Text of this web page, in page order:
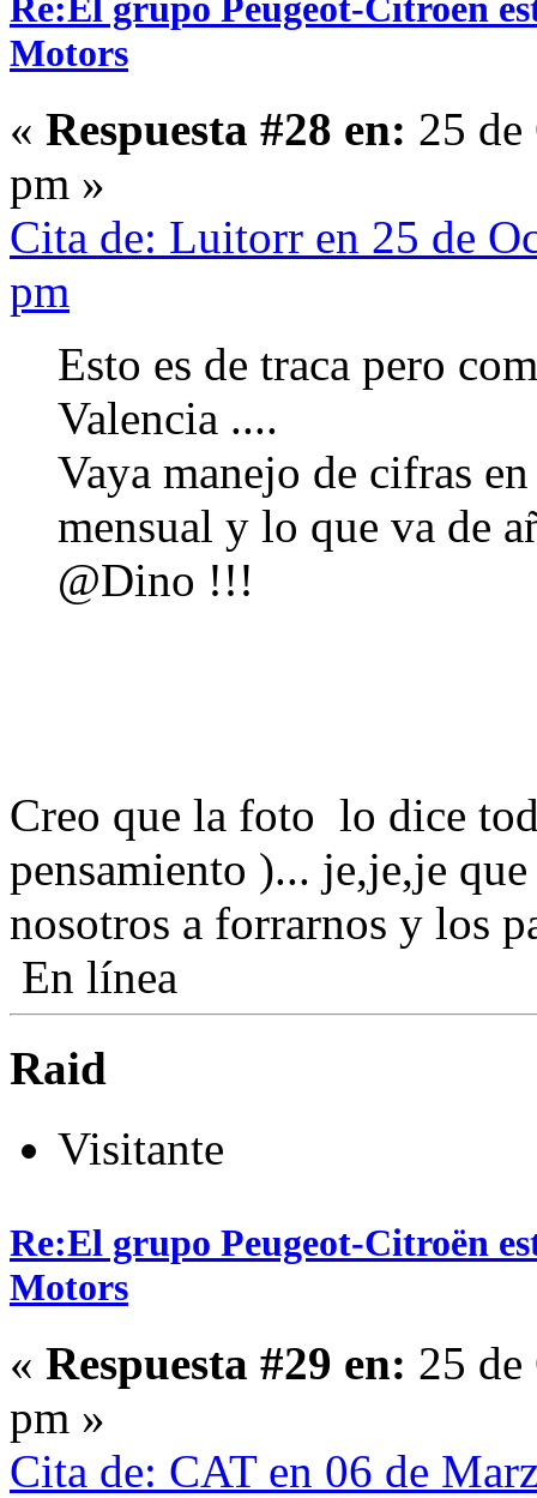
Motors
« Respuesta #28 en: 25
pm »
Cita de: Luitorr en 25 de
pm
Esto es de traca pero
Valencia ....
Vaya manejo de cifras
mensual y lo que va de
@Dino !!!
Creo que la foto lo dice
pensamiento )... je,je,je
nosotros a forrarnos y los
En línea
Raid
Visitante
Re:El grupo Peugeot-Citroën
Motors
« Respuesta #29 en: 25
pm »
Cita de: CAT en 06 de